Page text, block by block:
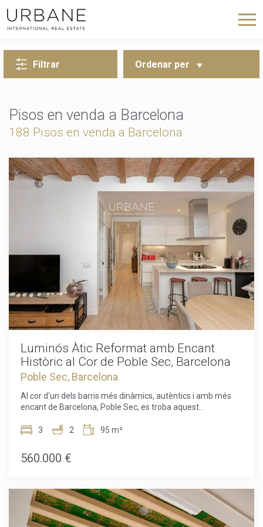
Filtrar Ordenar per
Pisos en venda a Barcelona
188 Pisos en venda a Barcelona
Luminós Àtic Reformat amb Encant
Històric al Cor de Poble Sec, Barcelona
Poble Sec, Barcelona
Al cor d'un dels barris més dinàmics, autèntics i amb més
encant de Barcelona, Poble Sec, es troba aquest
elegant edifici històric que data de mil nou-cents trenta,
Oferint una superfície construïda de noranta-cinc metres
quadrats i aproximadament vuitanta-sis metres quadrats
comoditats de la vida moderna.La reforma integral del pis
es va dur a terme amb una minuciosa atenció als detalls per
destacar els seus elements originals d'època, incloent els
3 2 95 m²
560.000 €